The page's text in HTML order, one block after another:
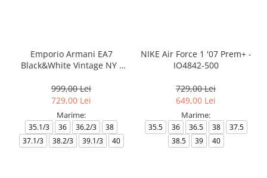
Emporio Armani EA7
Black&White Vintage NY -
999,00 Lei
729,00 Lei
Marime:
35.1/3 36 36.2/3
38
37.1/3
38.2/3 39.1/3 40
NIKE Air Force 1 '07 Prem+ -
IO4842-500
729,00 Lei
649,00 Lei
Marime:
35.5 36 36.5 38
37.5
38.5
39 40